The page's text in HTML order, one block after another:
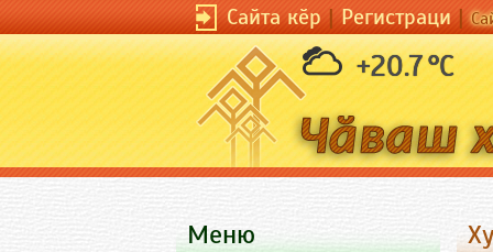
Сайта кӗр|Регистраци|
+20.7 °C
Меню